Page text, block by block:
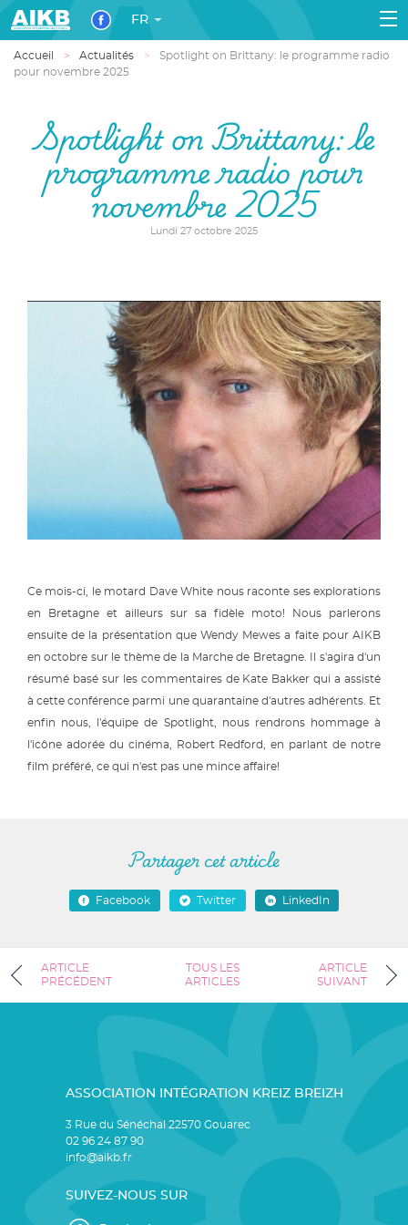
FR
Accueil Actualités
Spotlight on Brittany: le programme radio
pour novembre 2025
Spotlight on Brittany: le
programme radio pour
novembre 2025
Lundi 27 octobre 2025
Ce mois-ci, le motard Dave White nous raconte ses explorations
en Bretagne et ailleurs sur sa fidèle moto! Nous parlerons
ensuite de la présentation que Wendy Mewes a faite pour AIKB
en octobre sur le thème de la Marche de Bretagne. Il s'agira d'un
résumé basé sur les commentaires de Kate Bakker qui a assisté
à cette conférence parmi une quarantaine d'autres adhérents. Et
enfin nous, l'équipe de Spotlight, nous rendrons hommage à
l'icône adorée du cinéma, Robert Redford, en parlant de notre
film préféré, ce qui n'est pas une mince affaire!
Partager cet article
Facebook Twitter LinkedIn
ARTICLE
PRÉCÉDENT
TOUS LES
ARTICLES
ARTICLE
SUIVANT
ASSOCIATION INTÉGRATION KREIZ BREIZH
3 Rue du Sénéchal 22570 Gouarec
02 96 24 87 90
info@aikb.fr
SUIVEZ-NOUS SUR